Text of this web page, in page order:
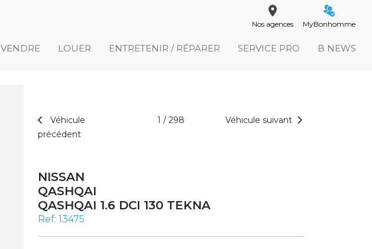
Nos agences MyBonhomme
VENDRE LOUER ENTRETENIR / RÉPARER SERVICE PRO B NEWS
Véhicule
précédent
1 / 298 Véhicule suivant
NISSAN
QASHQAI
QASHQAI 1.6 DCI 130 TEKNA
Ref: 13475